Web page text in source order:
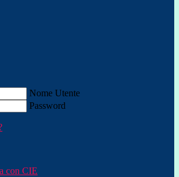
Nome Utente
Password
con CIE